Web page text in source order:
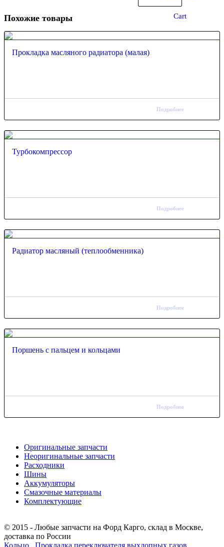
Cart
Похожие товары
Прокладка масляного радиатора (малая)
Подробнее
Турбокомпрессор
Подробнее
Радиатор масляный (теплообменника)
Подробнее
Поршень с пальцем и кольцами
Подробнее
Оригинальные запчасти
Неоригинальные запчасти
Расходники
Шины
Аккумуляторы
Смазочные материалы
Комплектующие
© 2015 - Любые запчасти на Форд Карго, склад в Москве,
доставка по России